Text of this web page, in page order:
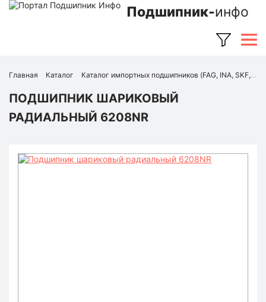
Подшипник-инфо
Главная Каталог Каталог импортных подшипников (FAG, INA, SKF, NSK, Timken и др.)
ПОДШИПНИК ШАРИКОВЫЙ
РАДИАЛЬНЫЙ 6208NR